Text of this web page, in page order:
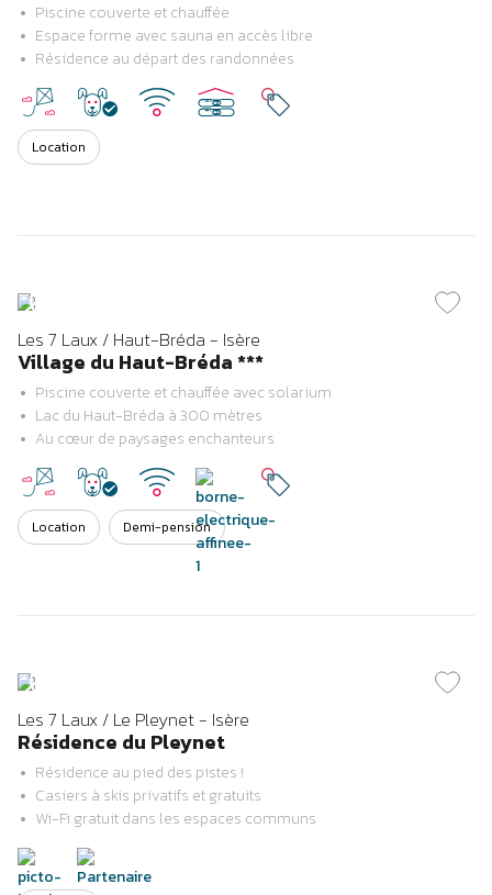
Piscine couverte et chauffée
Espace forme avec sauna en accès libre
Résidence au départ des randonnées
Location
Les 7 Laux / Haut-Bréda - Isère
Village du Haut-Bréda ***
Piscine couverte et chauffée avec solarium
Lac du Haut-Bréda à 300 mètres
Au cœur de paysages enchanteurs
Location Demi-pension
Les 7 Laux / Le Pleynet - Isère
Résidence du Pleynet
Résidence au pied des pistes !
Casiers à skis privatifs et gratuits
Wi-Fi gratuit dans les espaces communs